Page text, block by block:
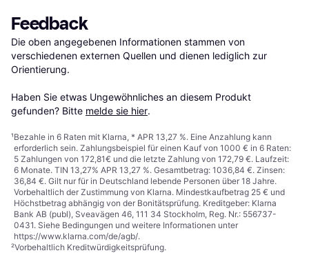
Feedback
Die oben angegebenen Informationen stammen von
verschiedenen externen Quellen und dienen lediglich zur
Orientierung.
Haben Sie etwas Ungewöhnliches an diesem Produkt
gefunden? Bitte melde sie hier.
¹Bezahle in 6 Raten mit Klarna, * APR 13,27 %. Eine Anzahlung kann
erforderlich sein. Zahlungsbeispiel für einen Kauf von 1000 € in 6 Raten:
5 Zahlungen von 172,81€ und die letzte Zahlung von 172,79 €. Laufzeit:
6 Monate. TIN 13,27% APR 13,27 %. Gesamtbetrag: 1036,84 €. Zinsen:
36,84 €. Gilt nur für in Deutschland lebende Personen über 18 Jahre.
Vorbehaltlich der Zustimmung von Klarna. Mindestkaufbetrag 25 € und
Höchstbetrag abhängig von der Bonitätsprüfung. Kreditgeber: Klarna
Bank AB (publ), Sveavägen 46, 111 34 Stockholm, Reg. Nr.: 556737-
0431. Siehe Bedingungen und weitere Informationen unter
https://www.klarna.com/de/agb/.
²Vorbehaltlich Kreditwürdigkeitsprüfung.